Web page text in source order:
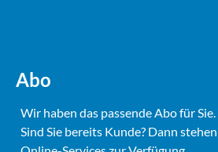
Abo
Wir haben das passende Abo für Sie.
Sind Sie bereits Kunde? Dann